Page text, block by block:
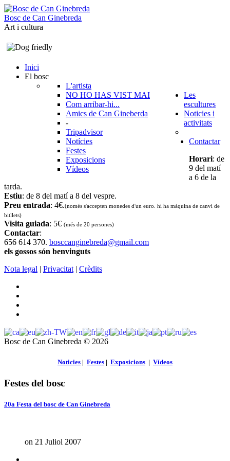
Bosc de Can Ginebreda
Art i cultura
Inici
El bosc
L'artista
NO HO HAS VIST MAI
Com arribar-hi...
Amics de Can Gineberda
-
Tripadvisor
Les
escultures
Noticies i
activitats
Notícies
Festes
Exposicions
Vídeos
Contactar
Horari: de
9 del matí
a 6 de la
tarda.
Estiu: de 8 del matí a 8 del vespre.
Preu entrada: 4€.(només s'accepten monedes d'un euro. hi ha màquina de canvi de
bitllets)
Visita guiada: 5€ (més de 20 persones)
Contactar:
656 614 370. bosccanginebreda@gmail.com
els gossos són benvinguts
Nota legal | Privacitat | Crèdits
Bosc de Can Ginebreda © 2026
Noticies | Festes | Exposicions | Vídeos
Festes del bosc
20a Festa del bosc de Can Ginebreda
on 21 Juliol 2007